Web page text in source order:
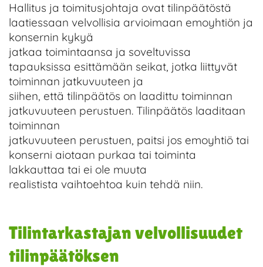
Hallitus ja toimitusjohtaja ovat tilinpäätöstä
laatiessaan velvollisia arvioimaan emoyhtiön ja
konsernin kykyä
jatkaa toimintaansa ja soveltuvissa
tapauksissa esittämään seikat, jotka liittyvät
toiminnan jatkuvuuteen ja
siihen, että tilinpäätös on laadittu toiminnan
jatkuvuuteen perustuen. Tilinpäätös laaditaan
toiminnan
jatkuvuuteen perustuen, paitsi jos emoyhtiö tai
konserni aiotaan purkaa tai toiminta
lakkauttaa tai ei ole muuta
realistista vaihtoehtoa kuin tehdä niin.
Tilintarkastajan velvollisuudet
tilinpäätöksen